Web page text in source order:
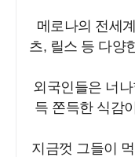
메로나의 전세
츠, 릴스 등 다양
외국인들은 너
득 쫀득한 식감
지금껏 그들이